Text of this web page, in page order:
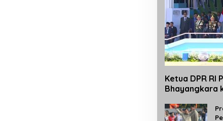
Ketua DPR RI
Bhayangkara
Pelayanan